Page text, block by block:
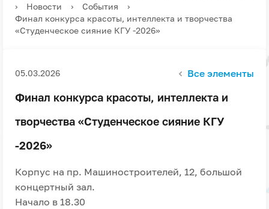
›
Новости › События
›
Финал конкурса красоты, интеллекта и творчества
«Студенческое сияние КГУ -2026»
05.03.2026 Все элементы
Финал конкурса красоты, интеллекта и
творчества «Студенческое сияние КГУ
-2026»
Корпус на пр. Машиностроителей, 12, большой
концертный зал.
Начало в 18.30